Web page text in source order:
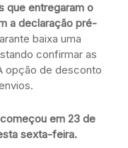
que entregaram o
a declaração pré-
baixa uma
confirmar as
opção de desconto
em 23 de
sexta-feira.